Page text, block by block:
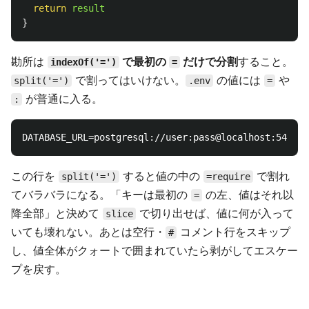
return
result
}
勘所は indexOf('=') で最初の = だけで分割すること。
split('=') で割ってはいけない。 .env の値には = や
: が普通に入る。
この行を split('=') すると値の中の =require
で割れ
てバラバラになる。「キーは最初の = の左、値はそれ以
降全部」と決めて
slice
で切り出せば、値に何が入って
いても壊れない。あとは空行・
#
コメント行をスキップ
し、値全体がクォートで囲まれていたら剥がしてエスケー
プを戻す。